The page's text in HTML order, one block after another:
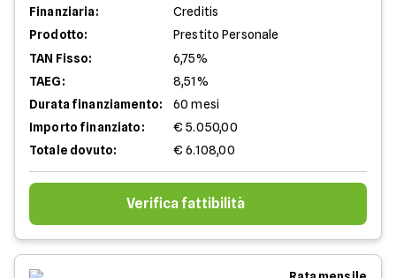
Finanziaria:
Creditis
Prodotto:
Prestito Personale
TAN Fisso:
6,75%
TAEG:
8,51%
Durata finanziamento:
60 mesi
Importo finanziato:
€ 5.050,00
Totale dovuto:
€ 6.108,00
Verifica fattibilità